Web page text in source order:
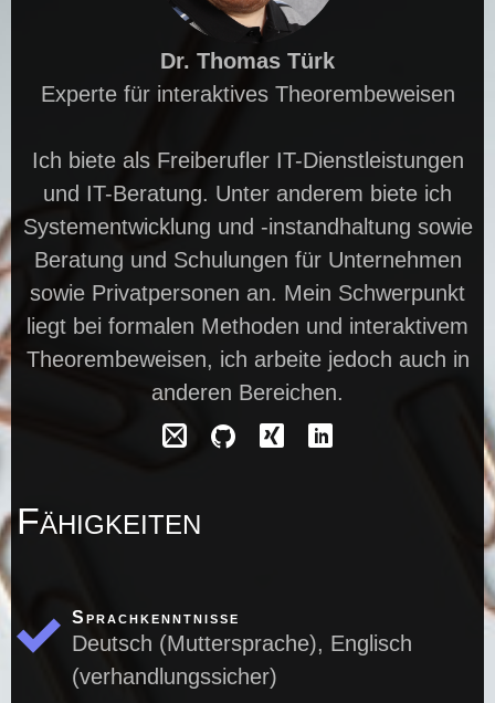
Dr. Thomas Türk
Experte für interaktives Theorembeweisen
Ich biete als Freiberufler IT-Dienstleistungen
und IT-Beratung. Unter anderem biete ich
Systementwicklung und -instandhaltung sowie
Beratung und Schulungen für Unternehmen
sowie Privatpersonen an. Mein Schwerpunkt
liegt bei formalen Methoden und interaktivem
Theorembeweisen, ich arbeite jedoch auch in
anderen Bereichen.
Fähigkeiten
Sprachkenntnisse
Deutsch (Muttersprache), Englisch
(verhandlungssicher)